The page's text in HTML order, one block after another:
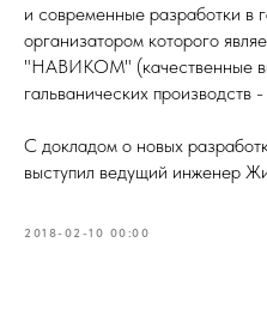
и современные разработки в
организатором которого
"НАВИКОМ" (качественные
гальванических производств
С докладом о новых
выступил ведущий инженер
2018-02-10 00:00